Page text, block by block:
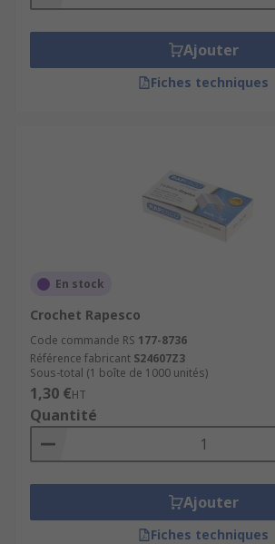
Ajouter
Fiches techniques
En stock
Crochet Rapesco
Code commande RS 177-8736
Référence fabricant S24607Z3
Sous-total (1 boîte de 1000 unités)
1,30 €HT
Quantité
Ajouter
Fiches techniques